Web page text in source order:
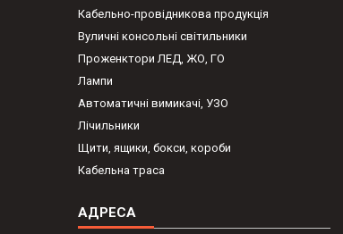
Кабельно-провідникова продукція
Вуличні консольні світильники
Проженктори ЛЕД, ЖО, ГО
Лампи
Автоматичні вимикачі, УЗО
Лічильники
Щити, ящики, бокси, короби
Кабельна траса